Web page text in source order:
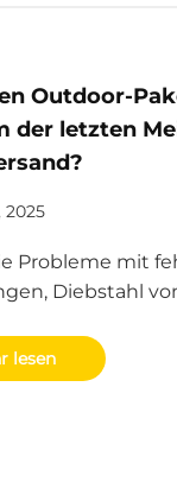
Outdoor-
der letzten
2025
Probleme mit
Diebstahl
Außen-
um 40 %,
lesen